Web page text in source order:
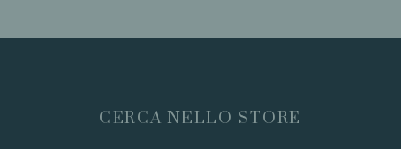
CERCA NELLO STORE